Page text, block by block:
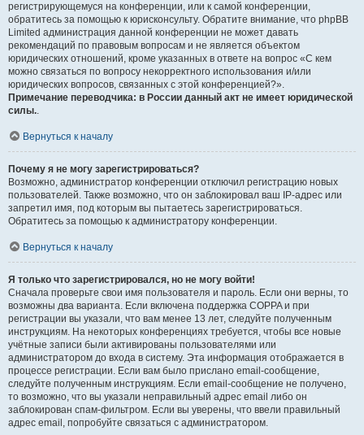
регистрирующемуся на конференции, или к самой конференции,
обратитесь за помощью к юрисконсульту. Обратите внимание, что phpBB
Limited администрация данной конференции не может давать
рекомендаций по правовым вопросам и не является объектом
юридических отношений, кроме указанных в ответе на вопрос «С кем
можно связаться по вопросу некорректного использования и/или
юридических вопросов, связанных с этой конференцией?».
Примечание переводчика: в России данный акт не имеет юридической
силы..
Вернуться к началу
Почему я не могу зарегистрироваться?
Возможно, администратор конференции отключил регистрацию новых
пользователей. Также возможно, что он заблокировал ваш IP-адрес или
запретил имя, под которым вы пытаетесь зарегистрироваться.
Обратитесь за помощью к администратору конференции.
Вернуться к началу
Я только что зарегистрировался, но не могу войти!
Сначала проверьте свои имя пользователя и пароль. Если они верны, то
возможны два варианта. Если включена поддержка COPPA и при
регистрации вы указали, что вам менее 13 лет, следуйте полученным
инструкциям. На некоторых конференциях требуется, чтобы все новые
учётные записи были активированы пользователями или
администратором до входа в систему. Эта информация отображается в
процессе регистрации. Если вам было прислано email-сообщение,
следуйте полученным инструкциям. Если email-сообщение не получено,
то возможно, что вы указали неправильный адрес email либо он
заблокирован спам-фильтром. Если вы уверены, что ввели правильный
адрес email, попробуйте связаться с администратором.